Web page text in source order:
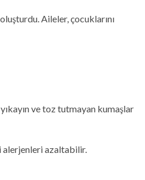
Aileler, çocuklarını
ve toz tutmayan kumaşlar
azaltabilir.